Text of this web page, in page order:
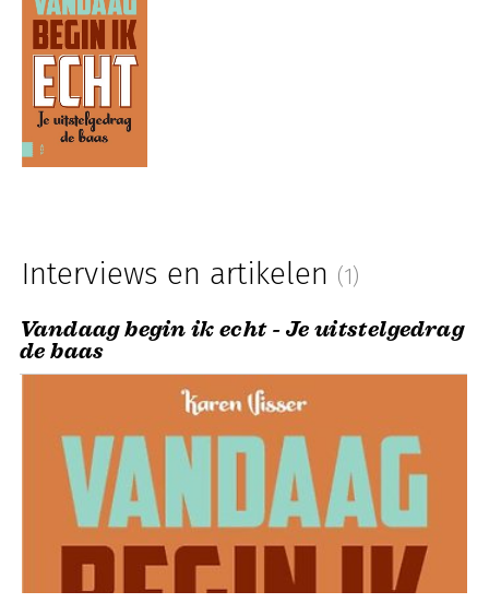
Interviews en artikelen (1)
Vandaag begin ik echt - Je uitstelgedrag
de baas